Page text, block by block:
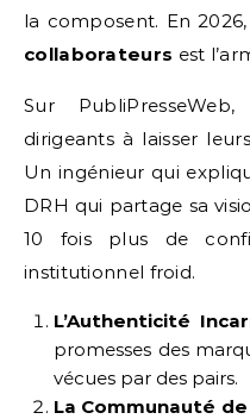
la composent. En
collaborateurs est
Sur
dirigeants à laisser
Un ingénieur qui
DRH qui partage sa
10 fois plus de
institutionnel froid.
L’Authenticité
promesses des
vécues par des pairs.
La Communauté de